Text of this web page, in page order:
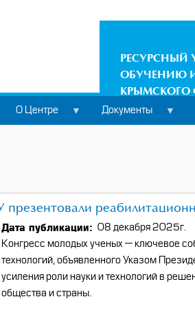
РЕСУРСНЫЙ
ОБУЧЕНИЮ
КРЫМСКОГО
О Центре Документы
Дата публикации
08 декабря 2025г.
Конгресс молодых ученых — ключевое
технологий, объявленного Указом
усиления роли науки и технологий в
общества и страны.